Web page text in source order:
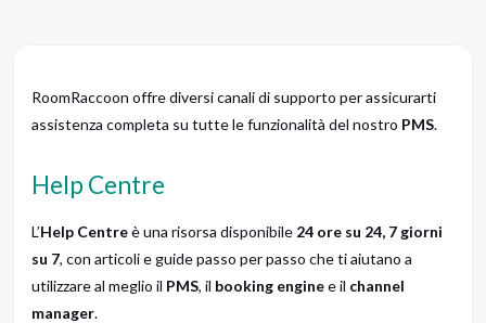
RoomRaccoon offre diversi canali di supporto per assicurarti
assistenza completa su tutte le funzionalità del nostro PMS.
Help Centre
L’Help Centreè una risorsa disponibile 24 ore su 24, 7 giorni
su 7, con articoli e guide passo per passo che ti aiutano a
utilizzare al meglio il PMS, il booking enginee il channel
manager.